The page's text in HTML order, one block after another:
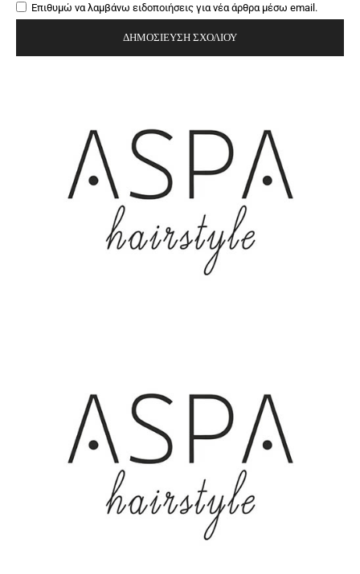
Επιθυμώ να λαμβάνω ειδοποιήσεις για νέα άρθρα μέσω email.